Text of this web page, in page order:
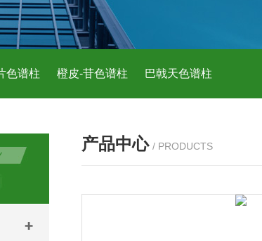
色谱柱 橙皮-苷色谱柱 巴戟天色谱柱
1.8PBr五溴苯基色谱柱 COSMOSIL 1.8PBr色谱柱
色谱柱
产品中心 / PRODUCTS